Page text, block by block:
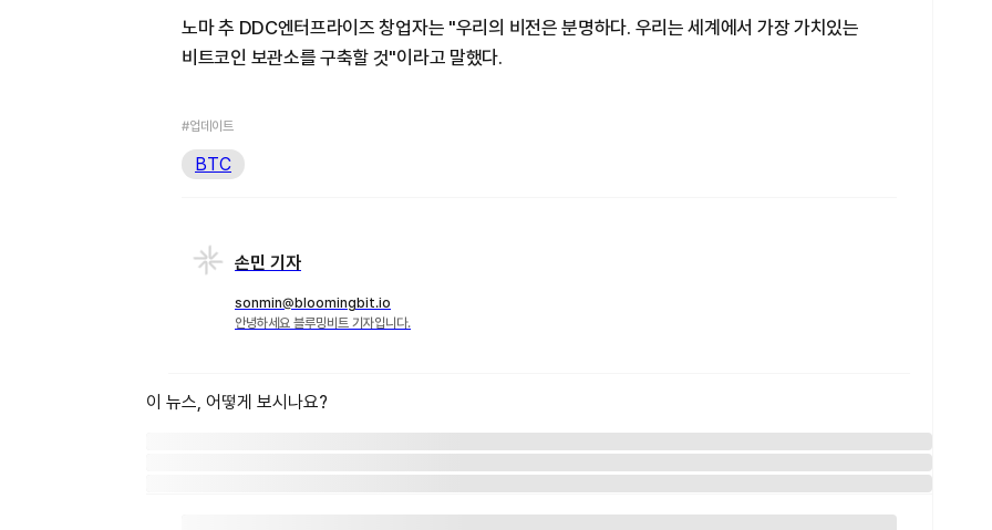
노마 추 DDC엔터프라이즈 창업자는 "우리의 비전은 분명하다. 우리는 세계에서 가장 가치있는
비트코인 보관소를 구축할 것"이라고 말했다.
#업데이트
BTC
손민 기자
sonmin@bloomingbit.io
안녕하세요 블루밍비트 기자입니다.
이 뉴스, 어떻게 보시나요?